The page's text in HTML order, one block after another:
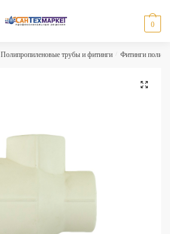
0
Полипропиленовые трубы и фитинги Фитинги
🔍